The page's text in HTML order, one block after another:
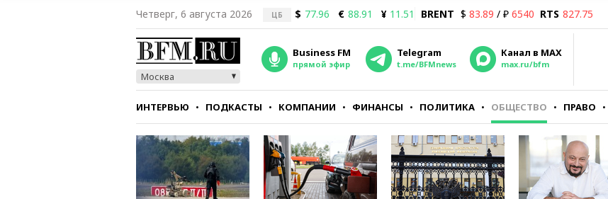
Четверг, 6 августа 2026 ЦБ $ 77.96 € 88.91 ¥ 11.51 BRENT $ 83.89 / ₽ 6540 RTS 827.75
Москва
Business FM
прямой эфир
Telegram
t.me/BFMnews
Канал в MAX
max.ru/bfm
ИНТЕРВЬЮ ПОДКАСТЫ КОМПАНИИ ФИНАНСЫ ПОЛИТИКА ОБЩЕСТВО ПРАВО
СТИЛЬ ТЕСТЫ